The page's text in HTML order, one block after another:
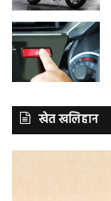
खेत खलिहान